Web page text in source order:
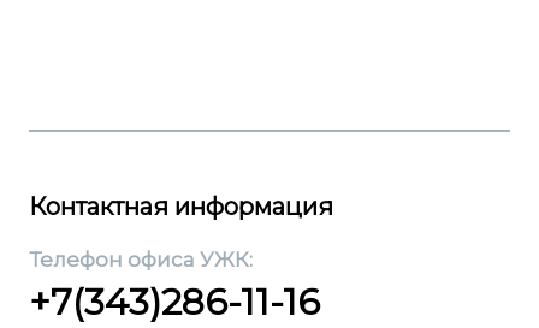
Контактная информация
Телефон офиса УЖК:
+7(343)286-11-16